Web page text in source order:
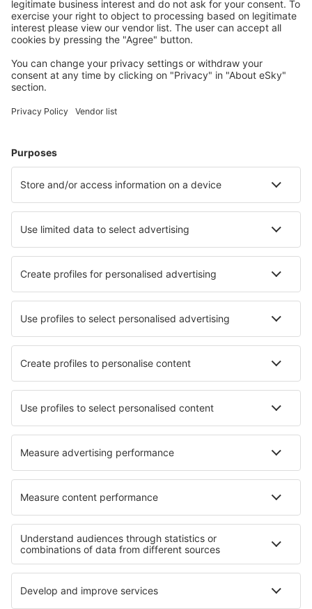
Atraktivní ceny a speciální nabídky pro přihlášené
uživatele.
Vyberte si z více než 1.3 milionu zařízení: hotelů,
apartmánů, chat a dalších.
Hotely ve Francii - Oblíbená města
Hotely in Cannes Hotely v Paříži
Hotely v Rouenu Hotely in Carnac
Nejlepší hotely - města
Hotely in Blarney Hotely in Cetara Hotely in Lautertal
Hotely in Alsbach Hotely in Neuenbürg
Hotely in Castel di Lama Hotely in Keighley
Hotely in Saint Just
Nejlepší hotely - regiony
Hotely z Méribelu Hotely na Korsice Hotely v Alsasku
Hotely v Bretani Hotely v Arc Hotely in Tlaxcala
Hotely na Krétě Hotely v Národní park Rago